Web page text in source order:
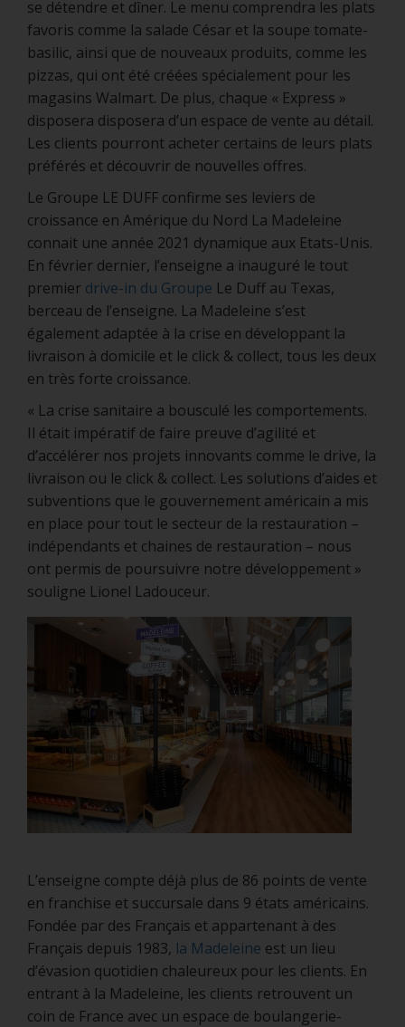
se détendre et dîner. Le menu comprendra les plats
favoris comme la salade César et la soupe tomate-
basilic, ainsi que de nouveaux produits, comme les
pizzas, qui ont été créées spécialement pour les
magasins Walmart. De plus, chaque « Express »
disposera disposera d’un espace de vente au détail.
Les clients pourront acheter certains de leurs plats
préférés et découvrir de nouvelles offres.
Le Groupe LE DUFF confirme ses leviers de
croissance en Amérique du Nord La Madeleine
connait une année 2021 dynamique aux Etats-Unis.
En février dernier, l’enseigne a inauguré le tout
premier drive-in du Groupe Le Duff au Texas,
berceau de l’enseigne. La Madeleine s’est
également adaptée à la crise en développant la
livraison à domicile et le click & collect, tous les deux
en très forte croissance.
« La crise sanitaire a bousculé les comportements.
Il était impératif de faire preuve d’agilité et
d’accélérer nos projets innovants comme le drive, la
livraison ou le click & collect. Les solutions d’aides et
subventions que le gouvernement américain a mis
en place pour tout le secteur de la restauration –
indépendants et chaines de restauration – nous
ont permis de poursuivre notre développement »
souligne Lionel Ladouceur.
L’enseigne compte déjà plus de 86 points de vente
en franchise et succursale dans 9 états américains.
Fondée par des Français et appartenant à des
Français depuis 1983, la Madeleine est un lieu
d’évasion quotidien chaleureux pour les clients. En
entrant à la Madeleine, les clients retrouvent un
coin de France avec un espace de boulangerie-